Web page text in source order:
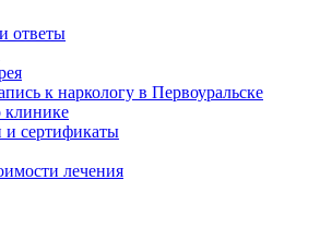
ответы
к наркологу в Первоуральске
клинике
и сертификаты
лечения